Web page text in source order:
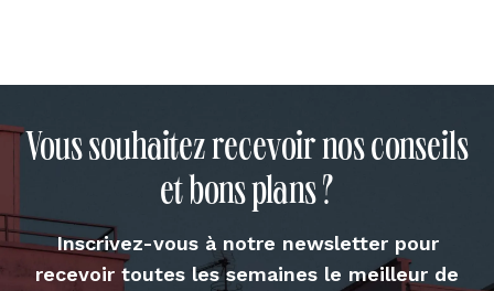
Vous souhaitez recevoir nos conseils
et bons plans ?
Inscrivez-vous à notre newsletter pour
recevoir toutes les semaines le meilleur de